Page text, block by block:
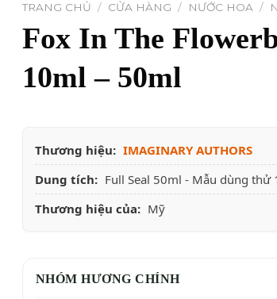
TRANG CHỦ / CỬA HÀNG / NƯỚC HOA /
Fox In The
10ml – 50ml
Thương hiệu: IMAGINARY AUTHORS
Dung tích: Full Seal 50ml - Mẫu dùng thử
Thương hiệu của: Mỹ
NHÓM HƯƠNG CHÍNH